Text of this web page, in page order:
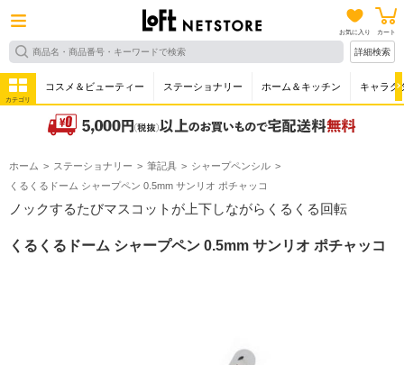
お気に入り カート
詳細検索
カテゴリ
コスメ＆ビューティー ステーショナリー ホーム＆キッチン キャラク
ホーム ステーショナリー 筆記具
シャープペンシル
くるくるドーム シャープペン 0.5mm サンリオ ポチャッコ
ノックするたびマスコットが上下しながらくるくる回転
くるくるドーム シャープペン 0.5mm サンリオ ポチャッコ